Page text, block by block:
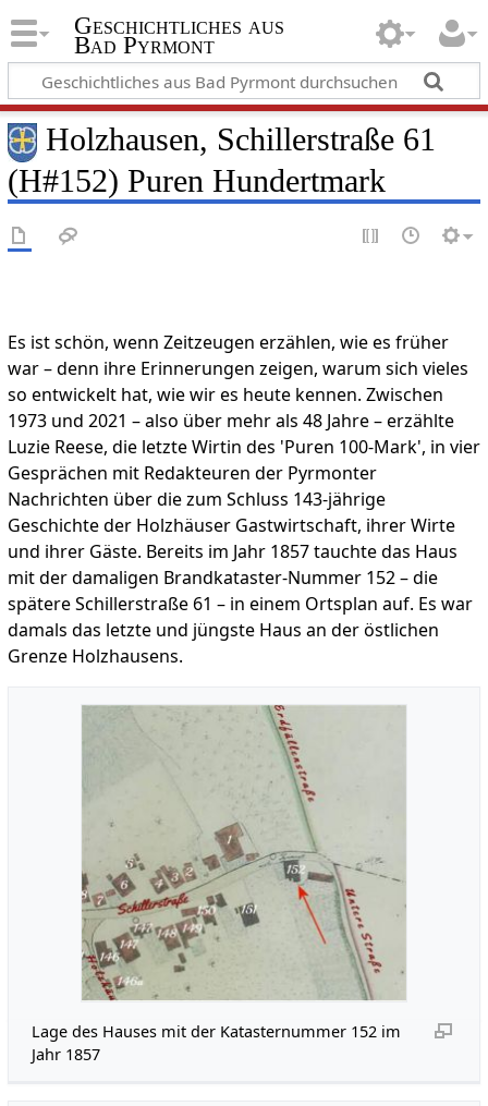
Geschichtliches aus
Bad Pyrmont
Holzhausen, Schillerstraße 61
(H#152) Puren Hundertmark
Es ist schön, wenn Zeitzeugen erzählen, wie es früher
war – denn ihre Erinnerungen zeigen, warum sich vieles
so entwickelt hat, wie wir es heute kennen. Zwischen
1973 und 2021 – also über mehr als 48 Jahre – erzählte
Luzie Reese, die letzte Wirtin des 'Puren 100-Mark', in vier
Gesprächen mit Redakteuren der Pyrmonter
Nachrichten über die zum Schluss 143-jährige
Geschichte der Holzhäuser Gastwirtschaft, ihrer Wirte
und ihrer Gäste. Bereits im Jahr 1857 tauchte das Haus
mit der damaligen Brandkataster-Nummer 152 – die
spätere Schillerstraße 61 – in einem Ortsplan auf. Es war
damals das letzte und jüngste Haus an der östlichen
Grenze Holzhausens.
Lage des Hauses mit der Katasternummer 152 im
Jahr 1857